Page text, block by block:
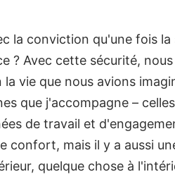
la conviction qu'une fois
? Avec cette sécurité,
vie que nous avions
que j'accompagne –
de travail et
confort, mais il y a aussi
quelque chose à